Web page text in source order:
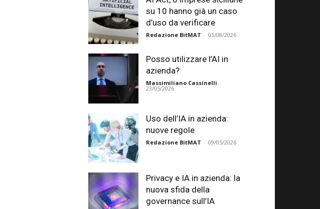
su 10 hanno già un caso
d’uso da verificare
Redazione BitMAT - 03/08/2026
Posso utilizzare l’AI in
azienda?
Massimiliano Cassinelli -
23/05/2026
Uso dell’IA in azienda:
nuove regole
Redazione BitMAT - 09/05/2026
Privacy e IA in azienda: la
nuova sfida della
governance sull’IA